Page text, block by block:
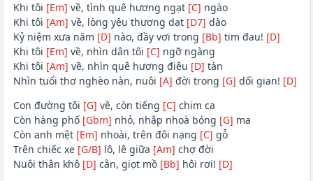
Khi tôi [Em] về, tình quê hương ngạt [C] ngào
Khi tôi [Am] về, lòng yêu thương dạt [D7] dào
Kỷ niệm xưa năm [D] nào, đầy vơi trong [Bb] tim đau! [D]
Khi tôi [Em] về, nhìn dân tôi [C] ngỡ ngàng
Khi tôi [Am] về, nhìn quê hương điêu [D] tàn
Nhìn tuổi thơ nghèo nàn, nuôi [A] đời trong [G] dối gian! [D]
Con đường tôi [G] về, còn tiếng [C] chim ca
Còn hàng phố [Gbm] nhỏ, nhập nhoà bóng [G] ma
Còn anh mệt [Em] nhoài, trên đôi nạng [C] gỗ
Trên chiếc xe [G/B] lô, lê giữa [Am] chợ đời
Nuôi thân khô [D] cằn, giọt mồ [Bb] hôi rơi! [D]